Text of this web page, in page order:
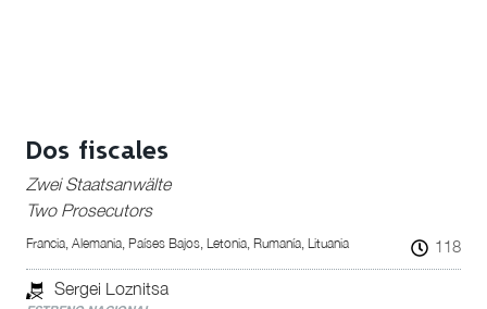
Dos fiscales
Zwei Staatsanwälte
Two Prosecutors
Francia, Alemania, Países Bajos, Letonia, Rumanía, Lituania 118
Sergei Loznitsa